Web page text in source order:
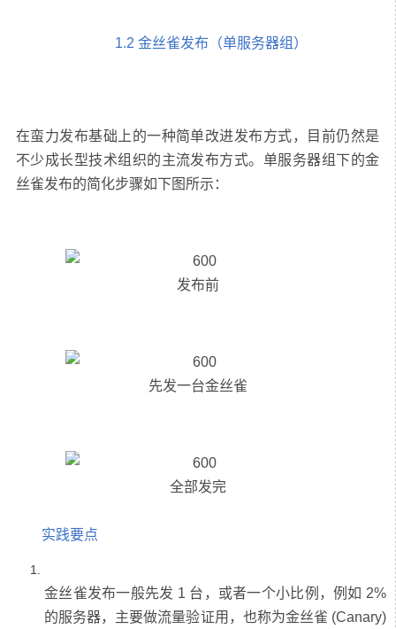
1.2 金丝雀发布（单服务器组）
在蛮力发布基础上的一种简单改进发布方式，目前仍然是
不少成长型技术组织的主流发布方式。单服务器组下的金
发布前
全部发完
实践要点
金丝雀发布一般先发 1 台，或者一个小比例，例如 2%
的服务器，主要做流量验证用，也称为金丝雀 (Canary)